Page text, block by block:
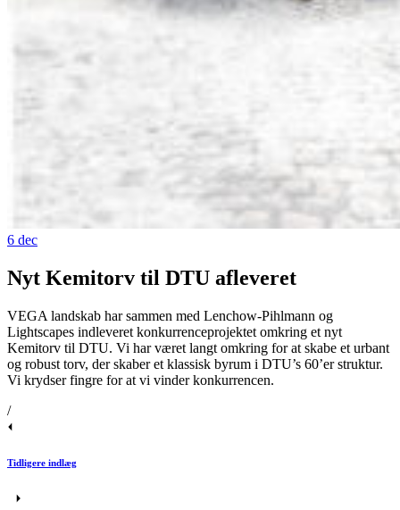
6 dec
Nyt Kemitorv til DTU afleveret
VEGA landskab har sammen med Lenchow-Pihlmann og
Lightscapes indleveret konkurrenceprojektet omkring et nyt
Kemitorv til DTU. Vi har været langt omkring for at skabe et urbant
og robust torv, der skaber et klassisk byrum i DTU’s 60’er struktur.
Vi krydser fingre for at vi vinder konkurrencen.
/
Tidligere indlæg